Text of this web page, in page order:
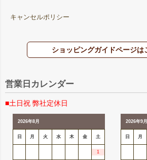
キャンセルポリシー
ショッピングガイドページは
営業日カレンダー
■土日祝 弊社定休日
2026年8月
日 月 火 水 木 金 土
1
2026年9月
日 月